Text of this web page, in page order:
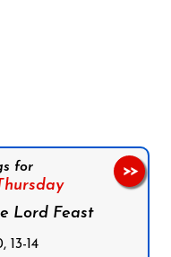
for
Lord Feast
13-14
>>